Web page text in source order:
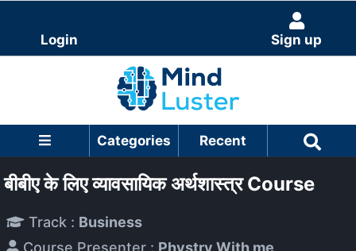
Login Sign up
Categories Recent
बीबीए के लिए व्यावसायिक अर्थशास्त्र Course
Track : Business
Course Presenter : Phystry With me